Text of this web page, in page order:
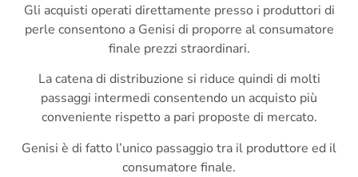
Gli acquisti operati direttamente presso i produttori di
perle consentono a Genisi di proporre al consumatore
finale prezzi straordinari.
La catena di distribuzione si riduce quindi di molti
passaggi intermedi consentendo un acquisto più
conveniente rispetto a pari proposte di mercato.
Genisi è di fatto l’unico passaggio tra il produttore ed il
consumatore finale.